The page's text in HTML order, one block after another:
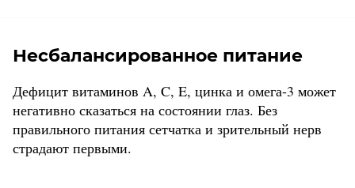
Несбалансированное питание
Дефицит витаминов A, C, E, цинка и омега-3 может
негативно сказаться на состоянии глаз. Без
правильного питания сетчатка и зрительный нерв
страдают первыми.